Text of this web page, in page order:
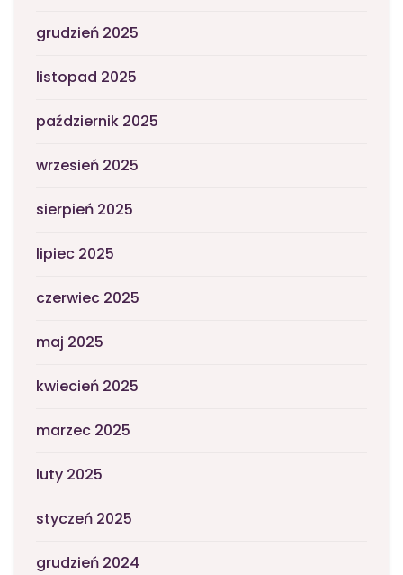
grudzień 2025
listopad 2025
październik 2025
wrzesień 2025
sierpień 2025
lipiec 2025
czerwiec 2025
maj 2025
kwiecień 2025
marzec 2025
luty 2025
styczeń 2025
grudzień 2024